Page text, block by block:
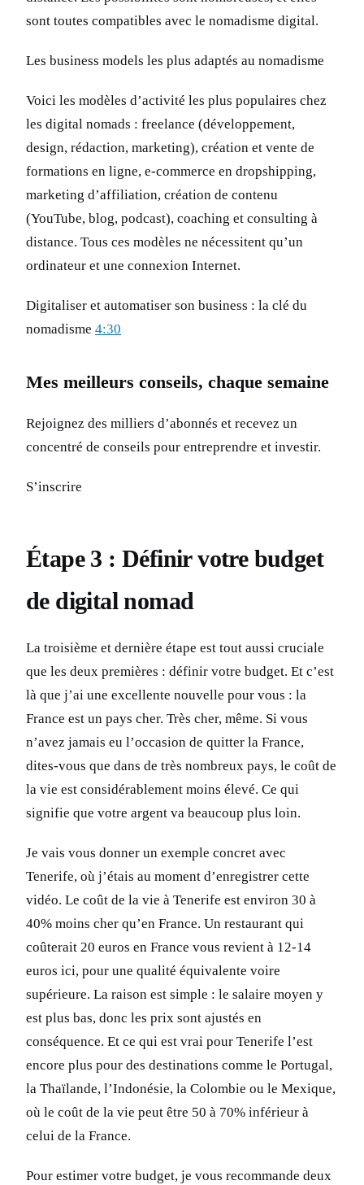
sont toutes compatibles avec le nomadisme digital.
Les business models les plus adaptés au nomadisme
Voici les modèles d’activité les plus populaires chez
les digital nomads : freelance (développement,
design, rédaction, marketing), création et vente de
formations en ligne, e-commerce en dropshipping,
marketing d’affiliation, création de contenu
(YouTube, blog, podcast), coaching et consulting à
distance. Tous ces modèles ne nécessitent qu’un
ordinateur et une connexion Internet.
Digitaliser et automatiser son business : la clé du
nomadisme 4:30
Mes meilleurs conseils, chaque semaine
Rejoignez des milliers d’abonnés et recevez un
concentré de conseils pour entreprendre et investir.
S’inscrire
Étape 3 : Définir votre budget
de digital nomad
La troisième et dernière étape est tout aussi cruciale
que les deux premières : définir votre budget. Et c’est
là que j’ai une excellente nouvelle pour vous : la
France est un pays cher. Très cher, même. Si vous
n’avez jamais eu l’occasion de quitter la France,
dites-vous que dans de très nombreux pays, le coût de
la vie est considérablement moins élevé. Ce qui
signifie que votre argent va beaucoup plus loin.
Je vais vous donner un exemple concret avec
Tenerife, où j’étais au moment d’enregistrer cette
vidéo. Le coût de la vie à Tenerife est environ 30 à
40% moins cher qu’en France. Un restaurant qui
coûterait 20 euros en France vous revient à 12-14
euros ici, pour une qualité équivalente voire
supérieure. La raison est simple : le salaire moyen y
est plus bas, donc les prix sont ajustés en
conséquence. Et ce qui est vrai pour Tenerife l’est
encore plus pour des destinations comme le Portugal,
la Thaïlande, l’Indonésie, la Colombie ou le Mexique,
où le coût de la vie peut être 50 à 70% inférieur à
celui de la France.
Pour estimer votre budget, je vous recommande deux